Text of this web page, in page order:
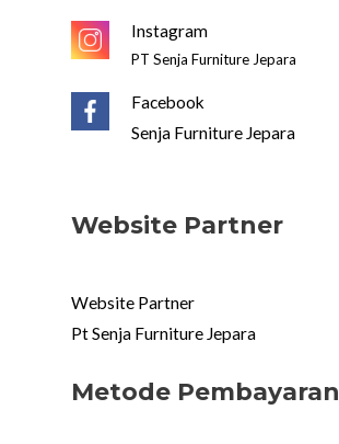
Instagram
PT Senja Furniture Jepara
Facebook
Senja Furniture Jepara
Website Partner
Website Partner
Pt Senja Furniture Jepara
Metode Pembayaran